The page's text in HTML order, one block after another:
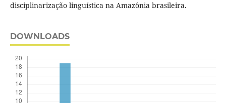
disciplinarização linguística na Amazônia brasileira.
DOWNLOADS